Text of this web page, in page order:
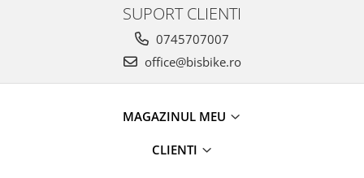
SUPORT CLIENTI
0745707007
office@bisbike.ro
MAGAZINUL MEU
CLIENTI